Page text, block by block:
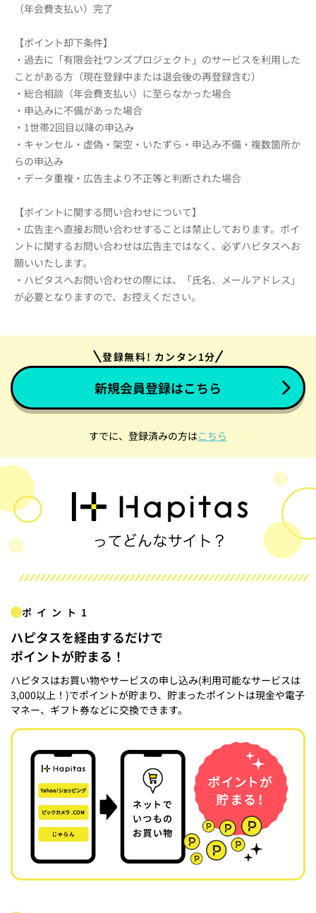
（年会費支払い）完了
【ポイント却下条件】
・過去に「有限会社ワンズプロジェクト」のサービスを利用した
ことがある方（現在登録中または退会後の再登録含む）
・総合相談（年会費支払い）に至らなかった場合
・申込みに不備があった場合
・1世帯2回目以降の申込み
・キャンセル・虚偽・架空・いたずら・申込み不備・複数箇所か
らの申込み
・データ重複・広告主より不正等と判断された場合
【ポイントに関する問い合わせについて】
・広告主へ直接お問い合わせすることは禁止しております。ポイ
ントに関するお問い合わせは広告主ではなく、必ずハピタスへお
願いいたします。
・ハピタスへお問い合わせの際には、「氏名、メールアドレス」
が必要となりますので、お控えください。
登録無料! カンタン1分
新規会員登録はこちら
すでに、登録済みの方はこちら
ポイント1
ハピタスを経由するだけで
ポイントが貯まる！
ハピタスはお買い物やサービスの申し込み(利用可能なサービスは
3,000以上！)でポイントが貯まり、貯まったポイントは現金や電子
マネー、ギフト券などに交換できます。